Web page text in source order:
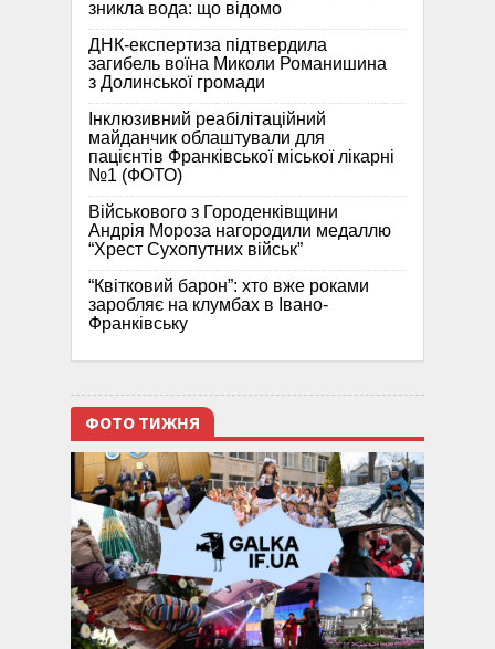
зникла вода: що відомо
ДНК-експертиза підтвердила
загибель воїна Миколи Романишина
з Долинської громади
Інклюзивний реабілітаційний
майданчик облаштували для
пацієнтів Франківської міської лікарні
№1 (ФОТО)
Військового з Городенківщини
Андрія Мороза нагородили медаллю
“Хрест Сухопутних військ”
“Квітковий барон”: хто вже роками
заробляє на клумбах в Івано-
Франківську
ФОТО ТИЖНЯ